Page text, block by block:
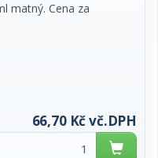
matný. Cena za
66,70 Kč vč.DPH